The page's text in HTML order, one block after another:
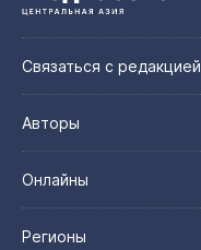
Связаться с редакцией
Авторы
Онлайны
Регионы